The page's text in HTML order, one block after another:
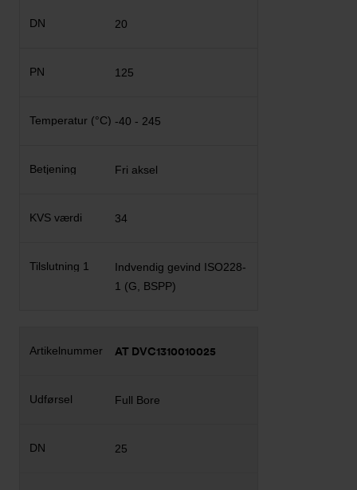
20
125
-40 - 245
Fri aksel
34
Indvendig gevind ISO228-
1 (G, BSPP)
AT DVC1310010025
Full Bore
25